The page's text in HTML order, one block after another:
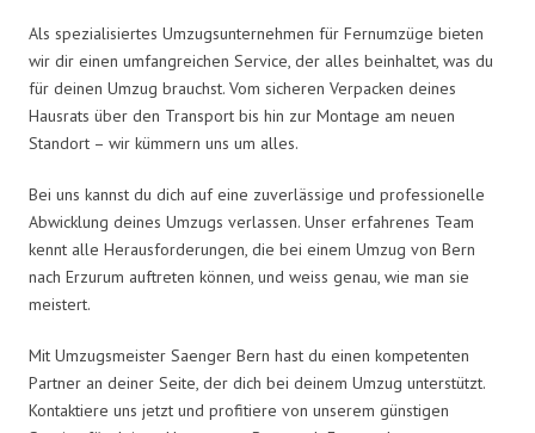
Als spezialisiertes Umzugsunternehmen für Fernumzüge bieten
wir dir einen umfangreichen Service, der alles beinhaltet, was du
für deinen Umzug brauchst. Vom sicheren Verpacken deines
Hausrats über den Transport bis hin zur Montage am neuen
Standort – wir kümmern uns um alles.
Bei uns kannst du dich auf eine zuverlässige und professionelle
Abwicklung deines Umzugs verlassen. Unser erfahrenes Team
kennt alle Herausforderungen, die bei einem Umzug von Bern
nach Erzurum auftreten können, und weiss genau, wie man sie
meistert.
Mit Umzugsmeister Saenger Bern hast du einen kompetenten
Partner an deiner Seite, der dich bei deinem Umzug unterstützt.
Kontaktiere uns jetzt und profitiere von unserem günstigen